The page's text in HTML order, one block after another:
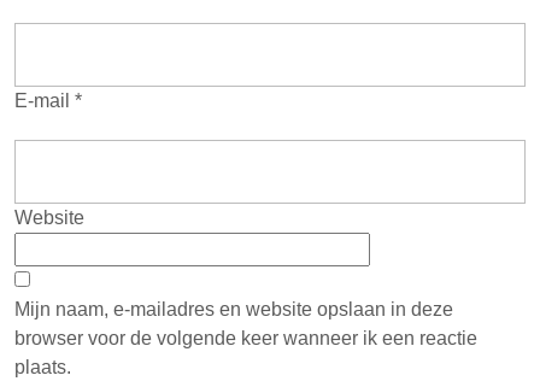
E-mail *
Website
Mijn naam, e-mailadres en website opslaan in deze
browser voor de volgende keer wanneer ik een reactie
plaats.